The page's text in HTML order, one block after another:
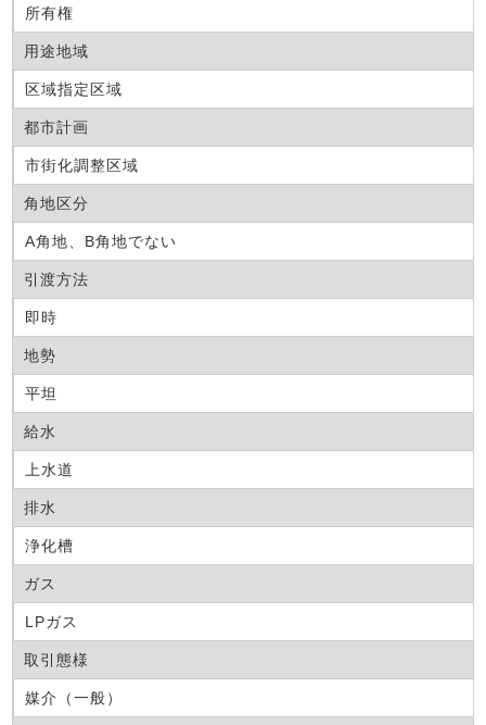
所有権
用途地域
区域指定区域
都市計画
市街化調整区域
角地区分
A角地、B角地でない
引渡方法
即時
地勢
平坦
給水
上水道
排水
浄化槽
ガス
LPガス
取引態様
媒介（一般）